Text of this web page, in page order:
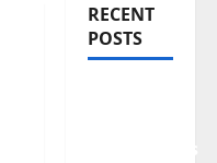
RECENT
POSTS